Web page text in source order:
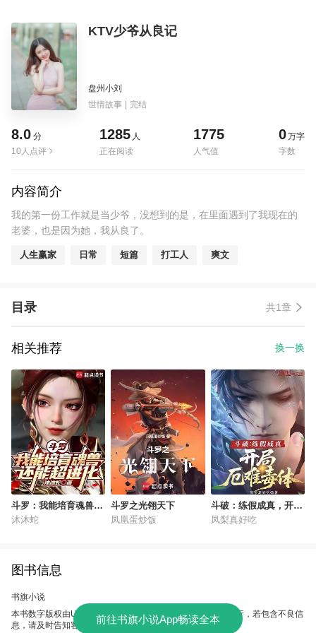
KTV少爷从良记
盘州小刘
世情故事 | 完结
8.0 分
10人点评
1285 人
正在阅读
1775
人气值
0万字
字数
内容简介
我的第一份工作就是当少爷，没想到的是，在里面遇到了我现在的
老婆，也是因为她，我从良了。
人生赢家 日常 短篇 打工人 爽文
目录 共1章
相关推荐 换一换
斗罗：我能培育魂兽，
还能超进化
沐沐蛇
斗罗之光翎天下
凤凰蛋炒饭
斗破：练假成真，开局
厄难毒体
凤梨真好吃
图书信息
书旗小说
本书数字版权由UC故事会提供，授权本软件使用、制作、发行，若包含不良信
息，请及时告知客服。
前往书旗小说App畅读全本